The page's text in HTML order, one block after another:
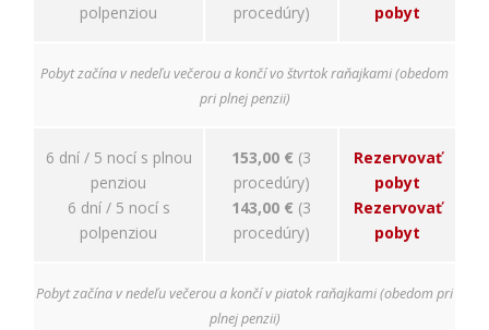
polpenziou
procedúry)
pobyt
Pobyt začína v nedeľu večerou a končí vo štvrtok raňajkami (obedom
pri plnej penzii)
6 dní / 5 nocí s plnou
penziou
6 dní / 5 nocí s
polpenziou
153,00 € (3
procedúry)
143,00 € (3
procedúry)
Rezervovať
pobyt
Rezervovať
pobyt
Pobyt začína v nedeľu večerou a končí v piatok raňajkami (obedom pri
plnej penzii)
marketingové
zobrazovanie
relevantnej
kampaní. Tieto
cookies môžu byť
nastavené aj
partnermi, ako je
personalizovaných